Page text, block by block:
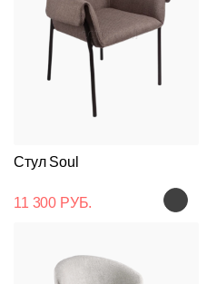
Стул Soul
11 300 РУБ.